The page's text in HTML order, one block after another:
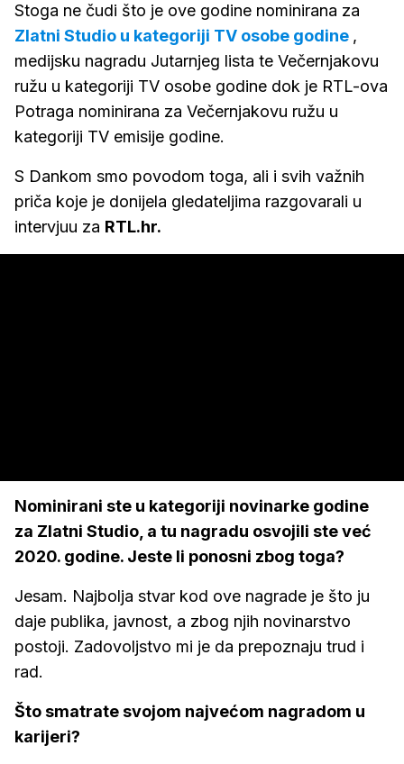
Stoga ne čudi što je ove godine nominirana za
Zlatni Studio u kategoriji TV osobe godine ,
medijsku nagradu Jutarnjeg lista te Večernjakovu
ružu u kategoriji TV osobe godine dok je RTL-ova
Potraga nominirana za Večernjakovu ružu u
kategoriji TV emisije godine.
S Dankom smo povodom toga, ali i svih važnih
priča koje je donijela gledateljima razgovarali u
intervjuu za RTL.hr.
Nominirani ste u kategoriji novinarke godine
za Zlatni Studio, a tu nagradu osvojili ste već
2020. godine. Jeste li ponosni zbog toga?
Jesam. Najbolja stvar kod ove nagrade je što ju
daje publika, javnost, a zbog njih novinarstvo
postoji. Zadovoljstvo mi je da prepoznaju trud i
rad.
Što smatrate svojom najvećom nagradom u
karijeri?